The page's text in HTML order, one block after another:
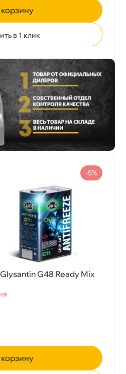
в 1 клик
G48 Ready Mix
-5%